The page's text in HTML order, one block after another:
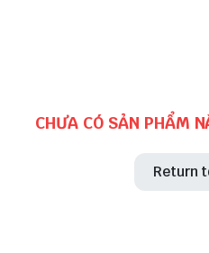
CHƯA CÓ SẢN PHẨM
Return